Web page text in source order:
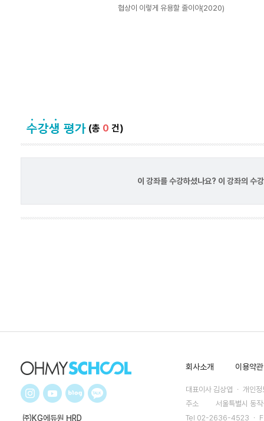
협상이 이렇게 유용할 줄이야(2020)
(총 0 건)
이 강좌를 수강하셨나요? 이 강좌의 수
㈜KG에듀원 HRD
회사소개 이용약관
대표이사 김상엽 ㆍ 개인
주소
서울특별시 동
Tel 02-2636-4523 ㆍ